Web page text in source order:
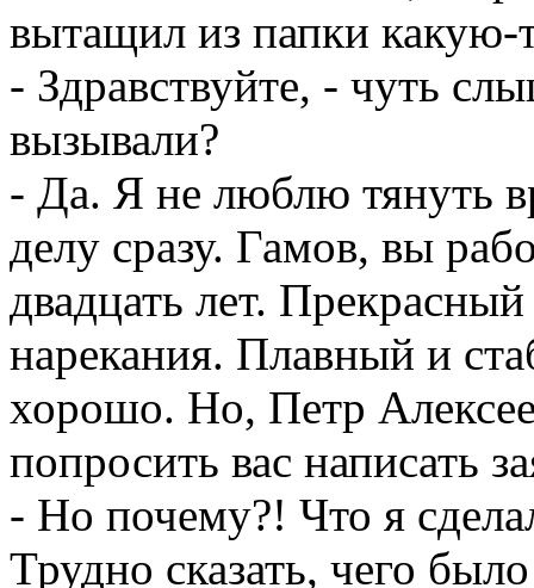
вытащил из папки какую-
- Здравствуйте, - чуть
вызывали?
- Да. Я не люблю тянуть
делу сразу. Гамов, вы
двадцать лет.
нарекания. Плавный и
хорошо. Но, Петр
попросить вас написать
- Но почему?! Что я
Трудно сказать, чего